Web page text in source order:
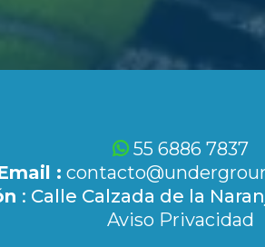
55 6886 7837
:
: Calle Calzada de la
Aviso Privacidad